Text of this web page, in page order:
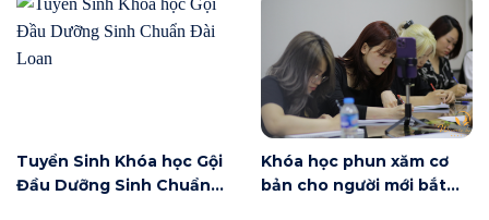
Tuyển Sinh Khóa học Gội
Đầu Dưỡng Sinh Chuẩn
Khóa học phun xăm cơ
bản cho người mới bắt